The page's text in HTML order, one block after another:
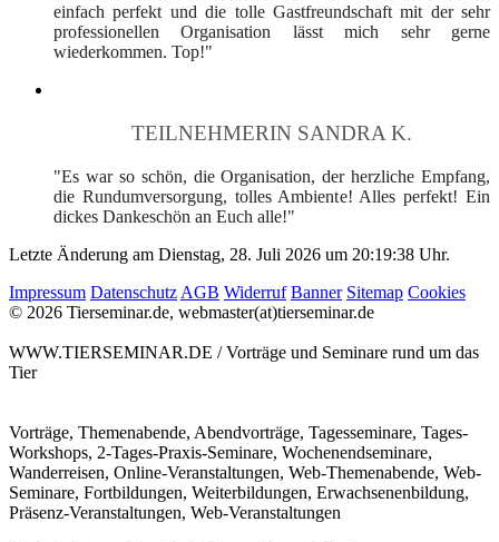
einfach perfekt und die tolle Gastfreundschaft mit der sehr
professionellen Organisation lässt mich sehr gerne
wiederkommen. Top!"
TEILNEHMERIN SANDRA K.
"Es war so schön, die Organisation, der herzliche Empfang,
die Rundumversorgung, tolles Ambiente! Alles perfekt! Ein
dickes Dankeschön an Euch alle!"
Letzte Änderung am Dienstag, 28. Juli 2026 um 20:19:38 Uhr.
Impressum DatenschutzAGB Widerruf Banner Sitemap Cookies
© 2026 Tierseminar.de, webmaster(at)tierseminar.de
WWW.TIERSEMINAR.DE / Vorträge und Seminare rund um das
Tier
Vorträge, Themenabende, Abendvorträge, Tagesseminare, Tages-
Workshops, 2-Tages-Praxis-Seminare, Wochenendseminare,
Wanderreisen, Online-Veranstaltungen, Web-Themenabende, Web-
Seminare, Fortbildungen, Weiterbildungen, Erwachsenenbildung,
Präsenz-Veranstaltungen, Web-Veranstaltungen